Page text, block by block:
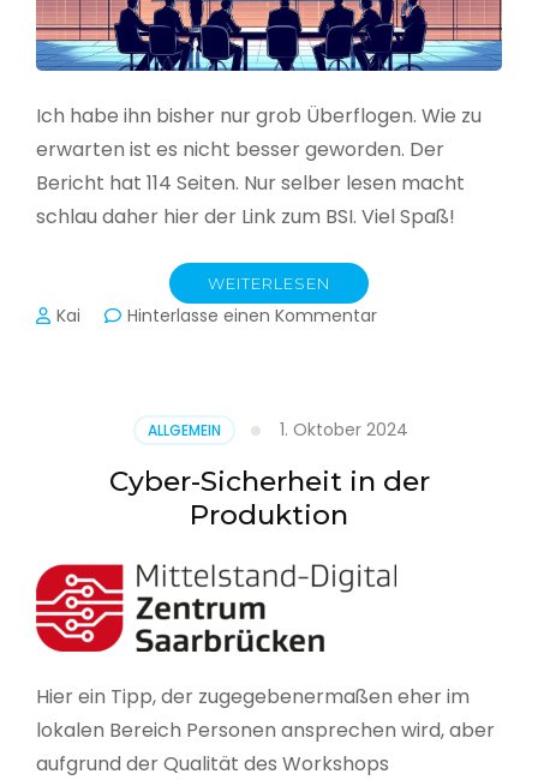
Ich habe ihn bisher nur grob Überflogen. Wie zu
erwarten ist es nicht besser geworden. Der
Bericht hat 114 Seiten. Nur selber lesen macht
schlau daher hier der Link zum BSI. Viel Spaß!
WEITERLESEN
Kai Hinterlasse einen Kommentarzu
seinen
Lagebericht
zur
in
Deutschland
ALLGEMEIN 1. Oktober 2024
Cyber-Sicherheit in der
Produktion
Hier ein Tipp, der zugegebenermaßen eher im
lokalen Bereich Personen ansprechen wird, aber
aufgrund der Qualität des Workshops